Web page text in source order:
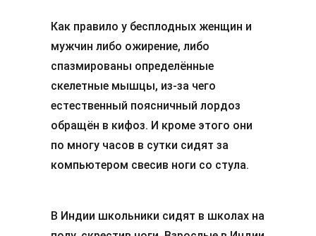
Как правило у бесплодных женщин и
мужчин либо ожирение, либо
спазмированы определённые
скелетные мышцы, из-за чего
естественный поясничный лордоз
обращён в кифоз. И кроме этого они
по многу часов в сутки сидят за
компьютером свесив ноги со стула.
В Индии школьники сидят в школах на